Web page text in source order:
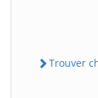
Trouver